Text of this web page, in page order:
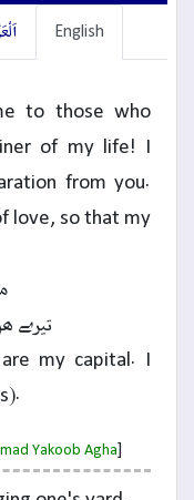
English
to those who
of my life! I
from you.
love, so that my
تیرے
my capital. I
Yakoob Agha